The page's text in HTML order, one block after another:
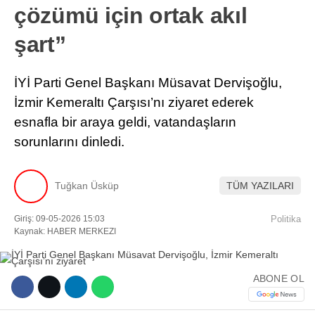
WhatsApp İhbar Hattı
Instagram
EKONOMI
POLITIKA
SAĞLIK
KÜLTÜR-SANAT
çözümü için ortak akıl
şart”
İYİ Parti Genel Başkanı Müsavat Dervişoğlu,
İzmir Kemeraltı Çarşısı’nı ziyaret ederek
esnafla bir araya geldi, vatandaşların
sorunlarını dinledi.
Tuğkan Üsküp TÜM YAZILARI
Giriş: 09-05-2026 15:03
Kaynak: HABER MERKEZI
Politika
ABONE OL